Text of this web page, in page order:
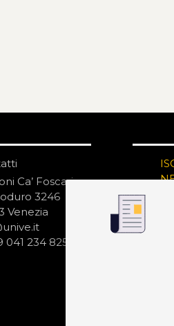
Ca’ Foscari
3246
Venezia
041 234 8250